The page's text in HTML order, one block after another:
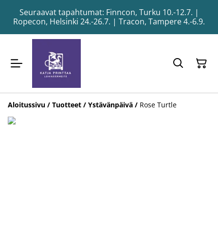
Seuraavat tapahtumat: Finncon, Turku 10.-12.7. |
Ropecon, Helsinki 24.-26.7. | Tracon, Tampere 4.-6.9.
Aloitussivu / Tuotteet / Ystävänpäivä / Rose Turtle